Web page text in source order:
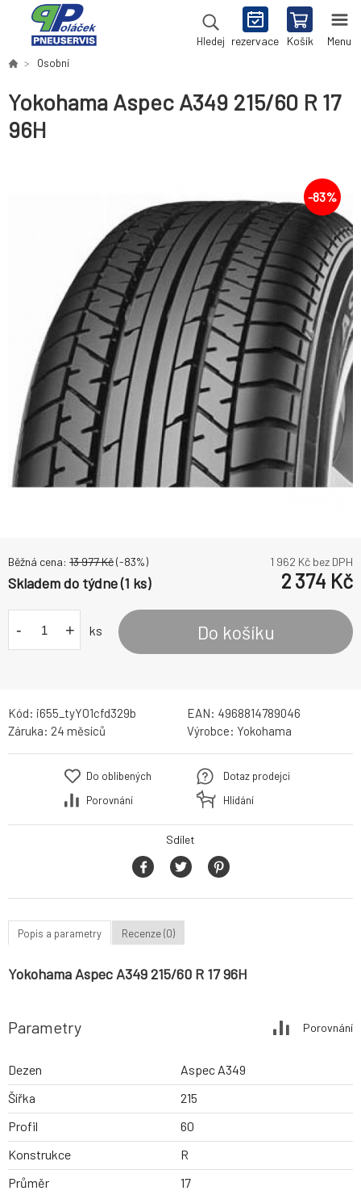
Hledej rezervace Košík Menu
Osobní
Yokohama Aspec A349 215/60 R 17
96H
-83%
Běžná cena: 13 977Kč(-83%) 1 962 Kč bez DPH
Skladem do týdne (1 ks) 2 374 Kč
- + ks Do košíku
Kód: i655_tyYO1cfd329b EAN: 4968814789046
Záruka: 24 měsíců Výrobce: Yokohama
Do oblíbených
Porovnání
Dotaz prodejci
Hlídání
Sdílet
Popis a parametry Recenze (0)
Yokohama Aspec A349 215/60 R 17 96H
Parametry Porovnání
Dezen
Aspec A349
Šířka
215
Profil
60
Konstrukce
R
Průměr
17